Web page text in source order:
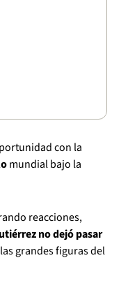
con la
mundial bajo la
reacciones,
no dejó pasar
grandes figuras del